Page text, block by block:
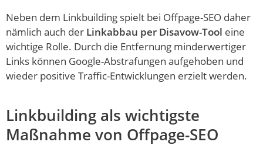
Neben dem Linkbuilding spielt bei Offpage-SEO daher
nämlich auch der Linkabbau per Disavow-Tool eine
wichtige Rolle. Durch die Entfernung minderwertiger
Links können Google-Abstrafungen aufgehoben und
wieder positive Traffic-Entwicklungen erzielt werden.
Linkbuilding als wichtigste
Maßnahme von Offpage-SEO